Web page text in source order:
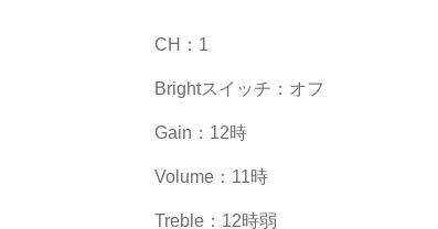
CH：1
Brightスイッチ：オフ
Gain：12時
Volume：11時
Treble：12時弱